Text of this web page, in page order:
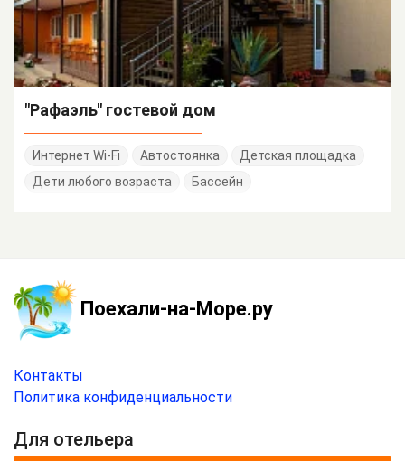
"Рафаэль" гостевой дом
Интернет Wi-Fi Автостоянка
Детская площадка
Дети любого возраста
Бассейн
Поехали-на-Море.ру
Контакты
Политика конфиденциальности
Для отельера